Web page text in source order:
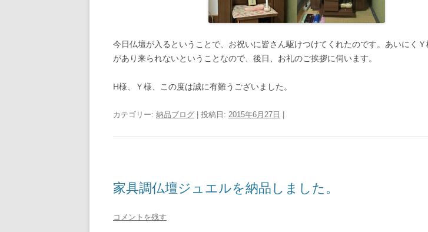
今日仏壇が入るということで、お祝いに皆さん駆けつけてくれたのです。あいにく
があり来られないということなので、後日、お礼のご挨拶に伺います。
H様、Ｙ様、この度は誠に有難うございました。
カテゴリー: 納品ブログ | 投稿日: 2015年6月27日
家具調仏壇ジュエルを納品しました。
コメントを残す